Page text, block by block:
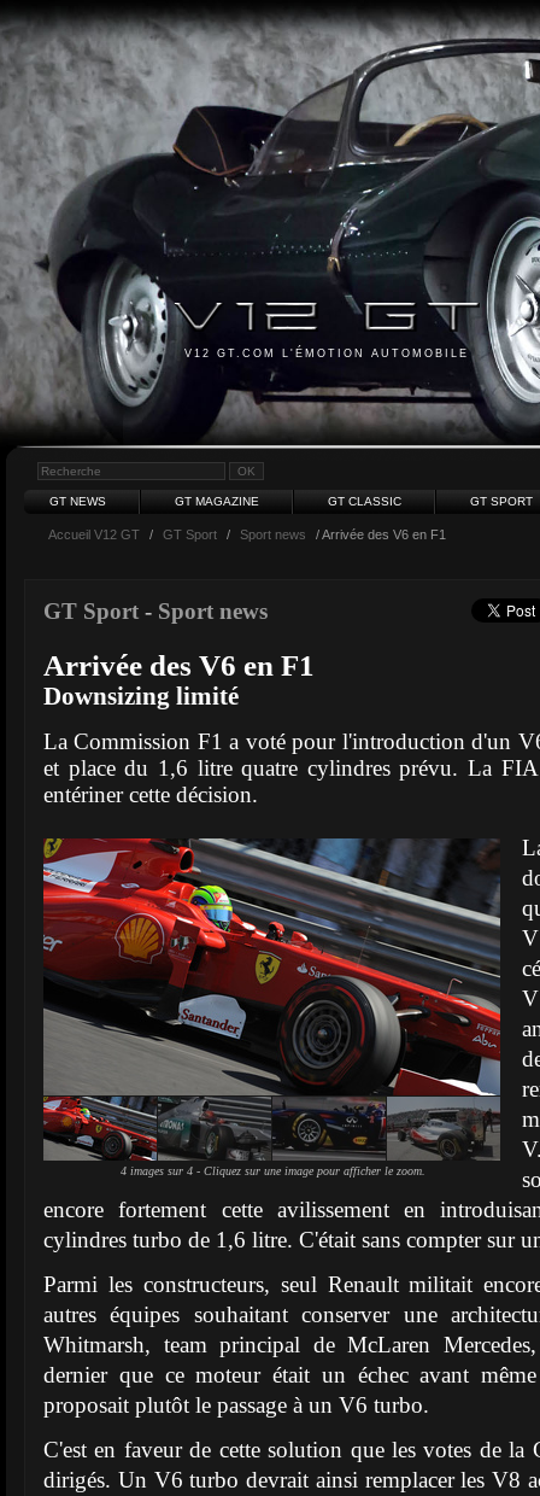
V12 GT.COM L'ÉMOTION AUTOMOBILE
GT NEWS GT MAGAZINE GT CLASSIC GT SPORT
Accueil V12 GT / GT Sport / Sport news / Arrivée des V6 en F1
GT Sport - Sport news
Arrivée des V6 en F1
Downsizing limité
La Commission F1 a voté pour l'introduction d'un
et place du 1,6 litre quatre cylindres prévu. La FIA
entériner cette décision.
4 images sur 4 - Cliquez sur une image pour afficher le zoom.
encore fortement cette avilissement en
cylindres turbo de 1,6 litre. C'était sans compter sur
Parmi les constructeurs, seul Renault militait
autres équipes souhaitant conserver une
Whitmarsh, team principal de McLaren
dernier que ce moteur était un échec avant
proposait plutôt le passage à un V6 turbo.
C'est en faveur de cette solution que les votes de la
dirigés. Un V6 turbo devrait ainsi remplacer les V8